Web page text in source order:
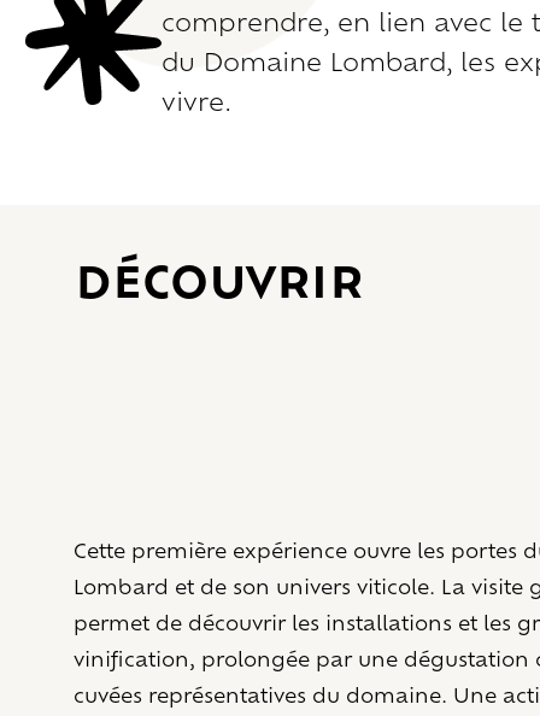
comprendre, en lien avec le
du Domaine Lombard, les
vivre.
DÉCOUVRIR
Cette première expérience ouvre les portes
Lombard et de son univers viticole. La visite
permet de découvrir les installations et les
vinification, prolongée par une dégustation
cuvées représentatives du domaine. Une